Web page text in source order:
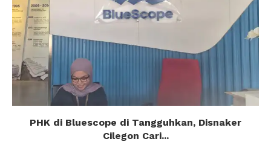
PHK di Bluescope di Tangguhkan, Disnaker
Cilegon Cari...